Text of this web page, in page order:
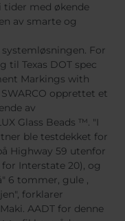
Dansk
Čeština
Albania
Armenia
Bulgaria
Czech Republic
Greece
Italy
Latvia
Netherlands
Romania
med økende
av smarte og
For
til Texas DOT spec
Markings with
opprettet et
av
Glass Beads ™. "I
ble testdekket for
Highway 59 utenfor
for Interstate 20), og
6 tommer, gule ,
forklarer
AADT for denne